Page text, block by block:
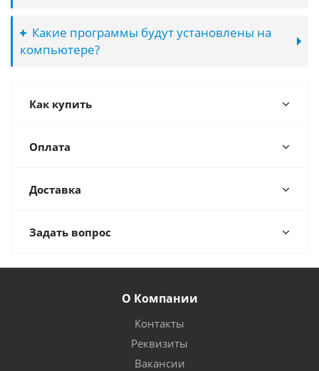
Какие программы будут установлены на
компьютере?
Как купить
Оплата
Доставка
Задать вопрос
О Компании
Контакты
Реквизиты
Вакансии